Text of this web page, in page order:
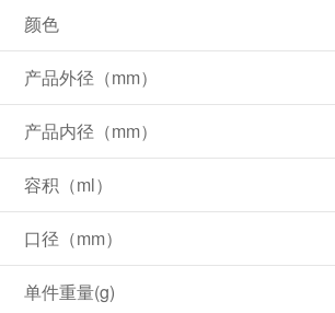
颜色
产品外径（mm）
产品内径（mm）
容积（ml）
口径（mm）
单件重量(g)